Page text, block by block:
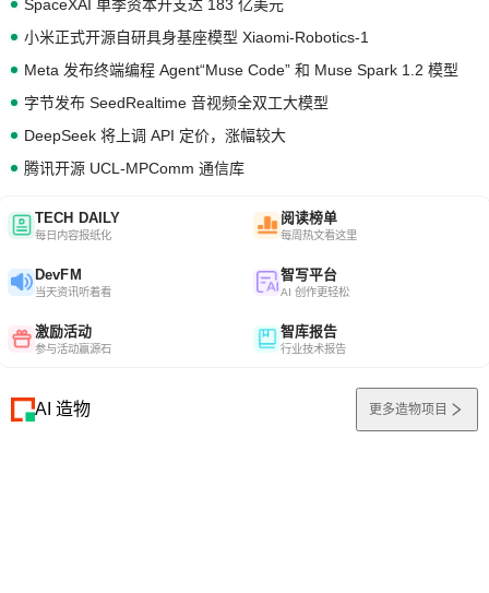
SpaceXAI 单季资本开支达 183 亿美元
小米正式开源自研具身基座模型 Xiaomi-Robotics-1
Meta 发布终端编程 Agent“Muse Code” 和 Muse Spark 1.2 模型
字节发布 SeedRealtime 音视频全双工大模型
DeepSeek 将上调 API 定价，涨幅较大
腾讯开源 UCL-MPComm 通信库
TECH DAILY
每日内容报纸化
阅读榜单
每周热文看这里
DevFM
当天资讯听着看
智写平台
AI 创作更轻松
激励活动
参与活动赢源石
智库报告
行业技术报告
AI 造物 更多造物项目